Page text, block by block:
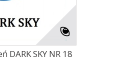
DARK SKY NR 18